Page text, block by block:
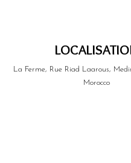
La Ferme, Rue Riad Laarous,
Morocco